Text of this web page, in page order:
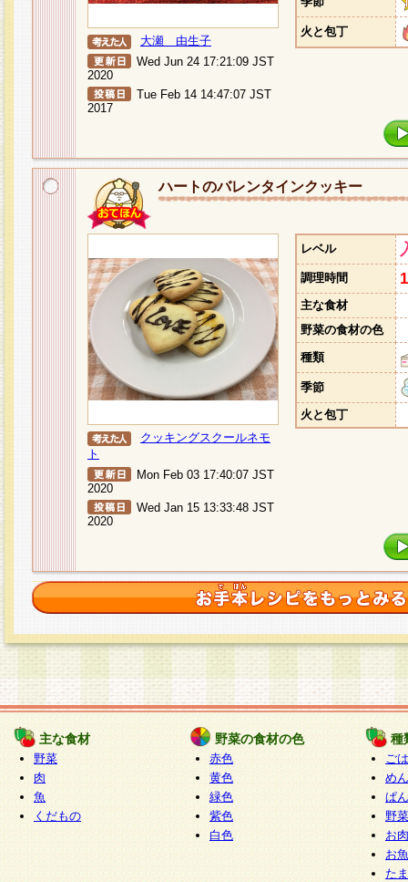
大瀬 由生子
Wed Jun 24 17:21:09 JST
2020
Tue Feb 14 14:47:07 JST
2017
火と包丁
ハートのバレンタインクッキー
クッキングスクールネモ
ト
Mon Feb 03 17:40:07 JST
2020
Wed Jan 15 13:33:48 JST
2020
レベル
調理時間
主な食材
野菜の食材の色
種類
季節
火と包丁
主な食材
野菜
肉
魚
くだもの
野菜の食材の色
赤色
黄色
緑色
紫色
白色
種
ご
めん
ぱん
野
お
お
た